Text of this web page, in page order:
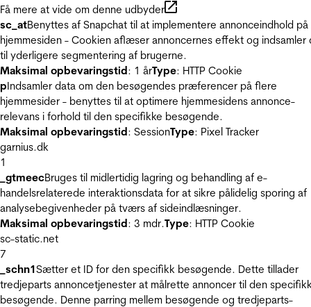
Få mere at vide om denne udbyder
sc_atBenyttes af Snapchat til at implementere annonceindhold på
hjemmesiden - Cookien aflæser annoncernes effekt og indsamler
til yderligere segmentering af brugerne.
Maksimal opbevaringstid: 1 årType: HTTP Cookie
pIndsamler data om den besøgendes præferencer på flere
hjemmesider - benyttes til at optimere hjemmesidens annonce-
relevans i forhold til den specifikke besøgende.
Maksimal opbevaringstid: SessionType: Pixel Tracker
garnius.dk
1
_gtmeecBruges til midlertidig lagring og behandling af e-
handelsrelaterede interaktionsdata for at sikre pålidelig sporing af
analysebegivenheder på tværs af sideindlæsninger.
Maksimal opbevaringstid: 3 mdr.Type: HTTP Cookie
sc-static.net
7
_schn1Sætter et ID for den specifikk besøgende. Dette tillader
tredjeparts annoncetjenester at målrette annoncer til den
besøgende. Denne parring mellem besøgende og tredjeparts-